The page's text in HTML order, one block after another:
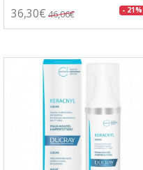
36,30€ 46,06€ - 21%